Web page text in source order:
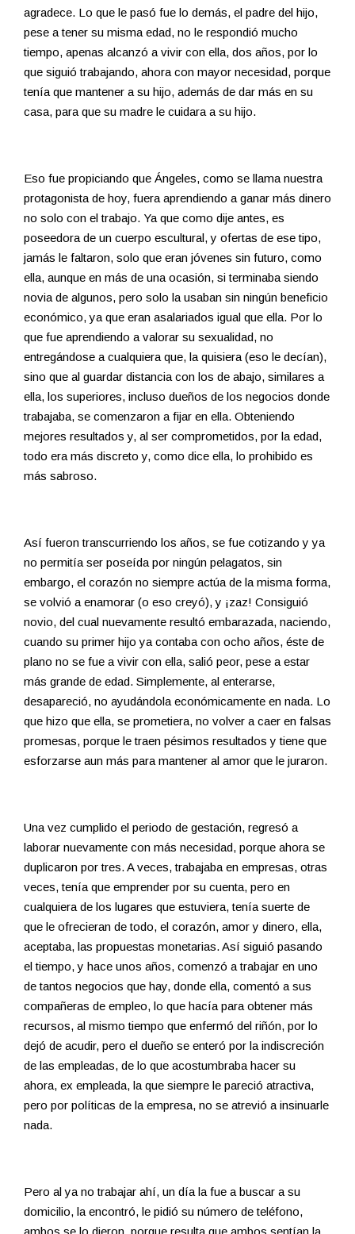
agradece. Lo que le pasó fue lo demás, el padre del hijo,
pese a tener su misma edad, no le respondió mucho
tiempo, apenas alcanzó a vivir con ella, dos años, por lo
que siguió trabajando, ahora con mayor necesidad, porque
tenía que mantener a su hijo, además de dar más en su
casa, para que su madre le cuidara a su hijo.
Eso fue propiciando que Ángeles, como se llama nuestra
protagonista de hoy, fuera aprendiendo a ganar más dinero
no solo con el trabajo. Ya que como dije antes, es
poseedora de un cuerpo escultural, y ofertas de ese tipo,
jamás le faltaron, solo que eran jóvenes sin futuro, como
ella, aunque en más de una ocasión, si terminaba siendo
novia de algunos, pero solo la usaban sin ningún beneficio
económico, ya que eran asalariados igual que ella. Por lo
que fue aprendiendo a valorar su sexualidad, no
entregándose a cualquiera que, la quisiera (eso le decían),
sino que al guardar distancia con los de abajo, similares a
ella, los superiores, incluso dueños de los negocios donde
trabajaba, se comenzaron a fijar en ella. Obteniendo
mejores resultados y, al ser comprometidos, por la edad,
todo era más discreto y, como dice ella, lo prohibido es
más sabroso.
Así fueron transcurriendo los años, se fue cotizando y ya
no permitía ser poseída por ningún pelagatos, sin
embargo, el corazón no siempre actúa de la misma forma,
se volvió a enamorar (o eso creyó), y ¡zaz! Consiguió
novio, del cual nuevamente resultó embarazada, naciendo,
cuando su primer hijo ya contaba con ocho años, éste de
plano no se fue a vivir con ella, salió peor, pese a estar
más grande de edad. Simplemente, al enterarse,
desapareció, no ayudándola económicamente en nada. Lo
que hizo que ella, se prometiera, no volver a caer en falsas
promesas, porque le traen pésimos resultados y tiene que
esforzarse aun más para mantener al amor que le juraron.
Una vez cumplido el periodo de gestación, regresó a
laborar nuevamente con más necesidad, porque ahora se
duplicaron por tres. A veces, trabajaba en empresas, otras
veces, tenía que emprender por su cuenta, pero en
cualquiera de los lugares que estuviera, tenía suerte de
que le ofrecieran de todo, el corazón, amor y dinero, ella,
aceptaba, las propuestas monetarias. Así siguió pasando
el tiempo, y hace unos años, comenzó a trabajar en uno
de tantos negocios que hay, donde ella, comentó a sus
compañeras de empleo, lo que hacía para obtener más
recursos, al mismo tiempo que enfermó del riñón, por lo
dejó de acudir, pero el dueño se enteró por la indiscreción
de las empleadas, de lo que acostumbraba hacer su
ahora, ex empleada, la que siempre le pareció atractiva,
pero por políticas de la empresa, no se atrevió a insinuarle
nada.
Pero al ya no trabajar ahí, un día la fue a buscar a su
domicilio, la encontró, le pidió su número de teléfono,
ambos se lo dieron, porque resulta que ambos sentían la